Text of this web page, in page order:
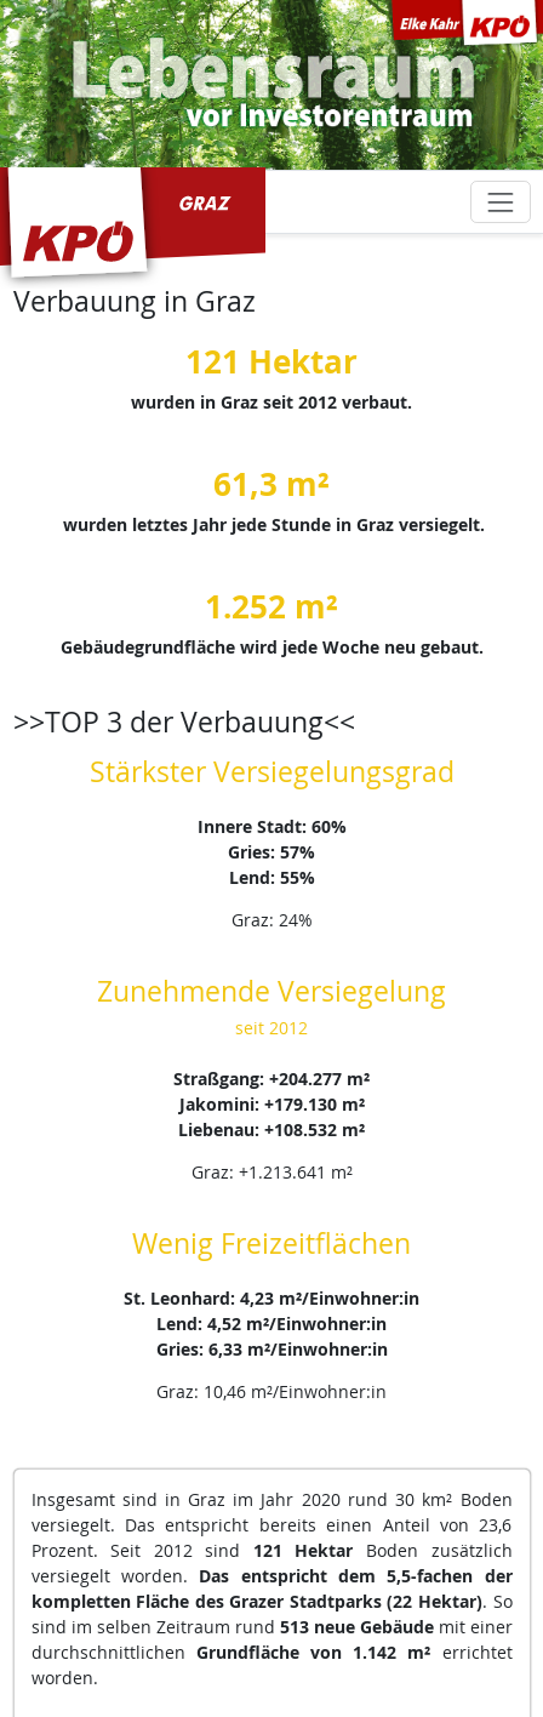
Verbauung in Graz
121 Hektar
wurden in Graz seit 2012 verbaut.
61,3 m²
wurden letztes Jahr jede Stunde in Graz versiegelt.
1.252 m²
Gebäudegrundfläche wird jede Woche neu gebaut.
>>TOP 3 der Verbauung<<
Stärkster Versiegelungsgrad
Innere Stadt: 60%
Gries: 57%
Lend: 55%
Graz: 24%
Zunehmende Versiegelung
seit 2012
Straßgang: +204.277 m²
Jakomini: +179.130 m²
Liebenau: +108.532 m²
Graz: +1.213.641 m²
Wenig Freizeitflächen
St. Leonhard: 4,23 m²/Einwohner:in
Lend: 4,52 m²/Einwohner:in
Gries: 6,33 m²/Einwohner:in
Graz: 10,46 m²/Einwohner:in
Insgesamt sind in Graz im Jahr 2020 rund 30 km² Boden
versiegelt. Das entspricht bereits einen Anteil von 23,6
Prozent. Seit 2012 sind 121 Hektar Boden zusätzlich
versiegelt worden. Das entspricht dem 5,5-fachen der
kompletten Fläche des Grazer Stadtparks (22 Hektar). So
sind im selben Zeitraum rund 513 neue Gebäudemit einer
durchschnittlichen Grundfläche von 1.142 m² errichtet
worden.